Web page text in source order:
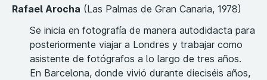
Rafael Arocha (Las Palmas de Gran Canaria, 1978)
Se inicia en fotografía de manera autodidacta para
posteriormente viajar a Londres y trabajar como
asistente de fotógrafos a lo largo de tres años.
En Barcelona, donde vivió durante dieciséis años,